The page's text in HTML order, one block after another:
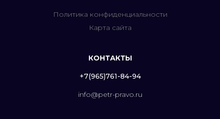
Политика конфиденциальности
КОНТАКТЫ
+7(965)761-84-94
info@petr-pravo.ru
Карта сайта